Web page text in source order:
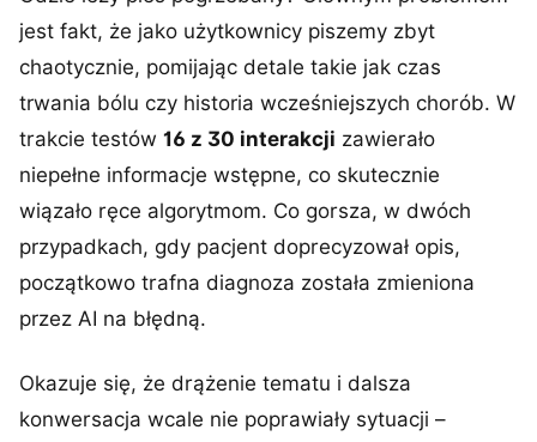
jest fakt, że jako użytkownicy piszemy zbyt
chaotycznie, pomijając detale takie jak czas
trwania bólu czy historia wcześniejszych chorób. W
trakcie testów 16 z 30 interakcji zawierało
niepełne informacje wstępne, co skutecznie
wiązało ręce algorytmom. Co gorsza, w dwóch
przypadkach, gdy pacjent doprecyzował opis,
początkowo trafna diagnoza została zmieniona
przez AI na błędną.
Okazuje się, że drążenie tematu i dalsza
konwersacja wcale nie poprawiały sytuacji –